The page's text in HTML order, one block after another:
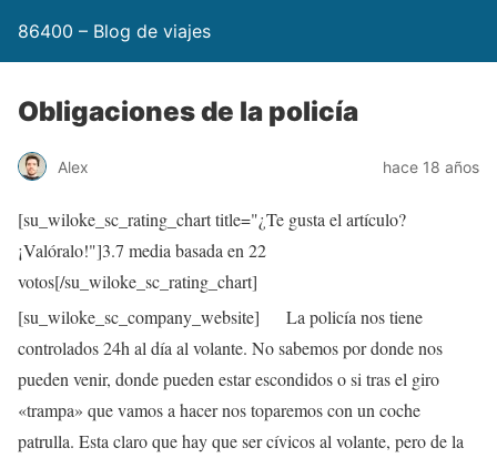
86400 – Blog de viajes
Obligaciones de la policía
Alex hace 18 años
[su_wiloke_sc_rating_chart title="¿Te gusta el artículo?
¡Valóralo!"]3.7 media basada en 22
votos[/su_wiloke_sc_rating_chart]
[su_wiloke_sc_company_website]
La policía nos tiene
controlados 24h al día al volante. No sabemos por donde nos
pueden venir, donde pueden estar escondidos o si tras el giro
«trampa» que vamos a hacer nos toparemos con un coche
patrulla. Esta claro que hay que ser cívicos al volante, pero de la